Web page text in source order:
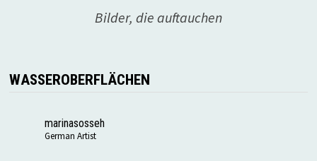
Bilder, die auftauchen
WASSEROBERFLÄCHEN
marinasosseh
German Artist